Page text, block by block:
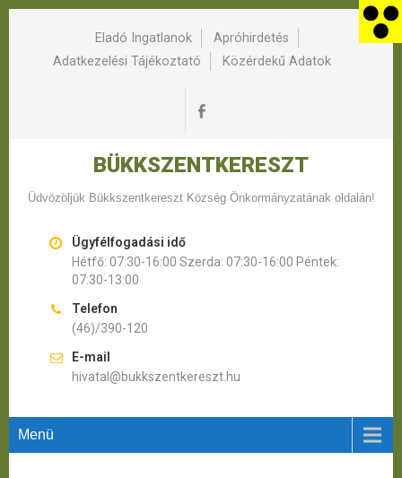
Eladó Ingatlanok
Apróhirdetés
Adatkezelési Tájékoztató
Közérdekű Adatok
BÜKKSZENTKERESZT
Üdvözöljük Bükkszentkereszt Község Önkormányzatának oldalán!
Ügyfélfogadási idő
Hétfő: 07:30-16:00 Szerda: 07:30-16:00 Péntek:
07:30-13:00
Telefon
(46)/390-120
E-mail
hivatal@bukkszentkereszt.hu
Menü